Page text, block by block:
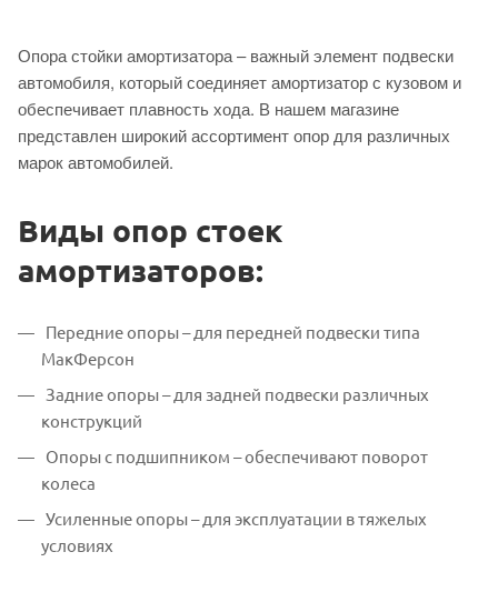
Опора стойки амортизатора – важный элемент подвески
автомобиля, который соединяет амортизатор с кузовом и
обеспечивает плавность хода. В нашем магазине
представлен широкий ассортимент опор для различных
марок автомобилей.
Виды опор стоек
амортизаторов:
Передние опоры – для передней подвески типа
МакФерсон
Задние опоры – для задней подвески различных
конструкций
Опоры с подшипником – обеспечивают поворот
колеса
Усиленные опоры – для эксплуатации в тяжелых
условиях